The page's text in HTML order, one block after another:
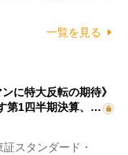
一覧を見る
に特大反転の期待》
第1四半期決算、…
スタンダード・